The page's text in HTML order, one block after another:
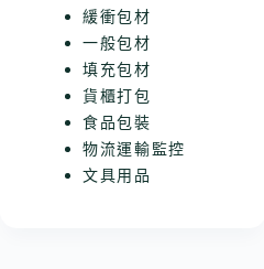
緩衝包材
一般包材
填充包材
貨櫃打包
食品包裝
物流運輸監控
文具用品